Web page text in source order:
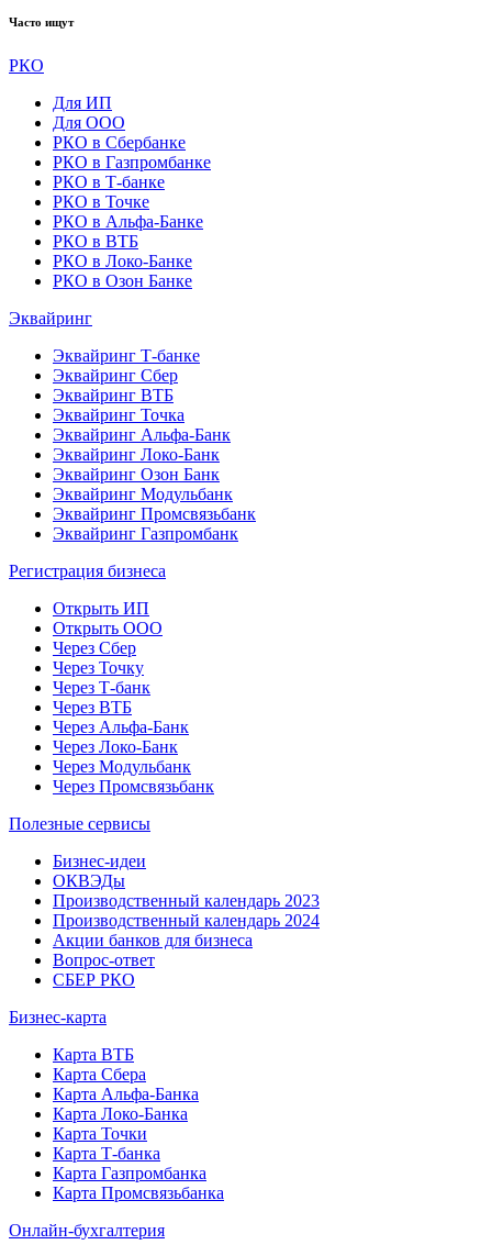
Часто ищут
РКО
Для ИП
Для ООО
РКО в Сбербанке
РКО в Газпромбанке
РКО в Т-банке
РКО в Точке
РКО в Альфа-Банке
РКО в ВТБ
РКО в Локо-Банке
РКО в Озон Банке
Эквайринг
Эквайринг Т-банке
Эквайринг Сбер
Эквайринг ВТБ
Эквайринг Точка
Эквайринг Альфа-Банк
Эквайринг Локо-Банк
Эквайринг Озон Банк
Эквайринг Модульбанк
Эквайринг Промсвязьбанк
Эквайринг Газпромбанк
Регистрация бизнеса
Открыть ИП
Открыть ООО
Через Сбер
Через Точку
Через Т-банк
Через ВТБ
Через Альфа-Банк
Через Локо-Банк
Через Модульбанк
Через Промсвязьбанк
Полезные сервисы
Бизнес-идеи
ОКВЭДы
Производственный календарь 2023
Производственный календарь 2024
Акции банков для бизнеса
Вопрос-ответ
СБЕР РКО
Бизнес-карта
Карта ВТБ
Карта Сбера
Карта Альфа-Банка
Карта Локо-Банка
Карта Точки
Карта Т-банка
Карта Газпромбанка
Карта Промсвязьбанка
Онлайн-бухгалтерия